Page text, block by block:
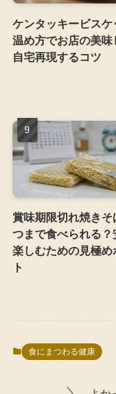
ケンタッキービスケ
温め方でお店の美味
自宅再現するコツ
賞味期限切れ焼きそ
つまで食べられる？
楽しむための見極め
ト
食にまつわる健康